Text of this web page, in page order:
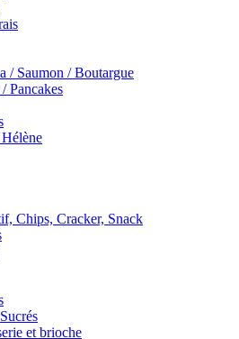
/ Saumon / Boutargue
Pancakes
Chips, Cracker, Snack
et brioche